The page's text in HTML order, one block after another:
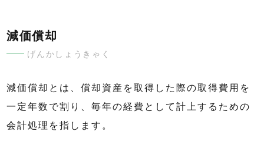
減価償却
げんかしょうきゃく
減価償却とは、償却資産を取得した際の取得費用を
一定年数で割り、毎年の経費として計上するための
会計処理を指します。